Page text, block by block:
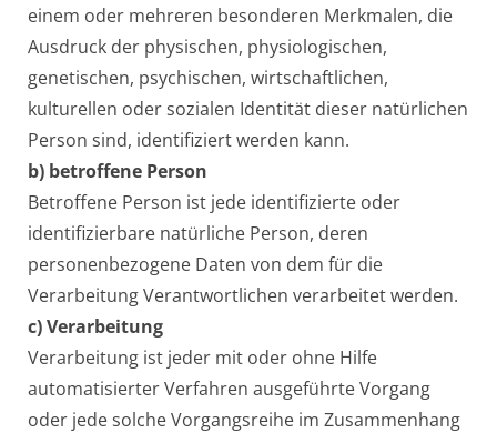
einem oder mehreren besonderen Merkmalen, die
Ausdruck der physischen, physiologischen,
genetischen, psychischen, wirtschaftlichen,
kulturellen oder sozialen Identität dieser natürlichen
Person sind, identifiziert werden kann.
b) betroffene Person
Betroffene Person ist jede identifizierte oder
identifizierbare natürliche Person, deren
personenbezogene Daten von dem für die
Verarbeitung Verantwortlichen verarbeitet werden.
c) Verarbeitung
Verarbeitung ist jeder mit oder ohne Hilfe
automatisierter Verfahren ausgeführte Vorgang
oder jede solche Vorgangsreihe im Zusammenhang